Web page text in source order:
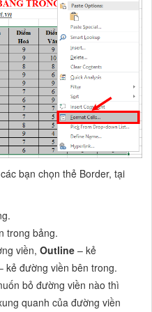
các bạn chọn thẻ Border, tại
trong bảng.
viền,Outline – kẻ
kẻ đường viền bên trong.
bỏ đường viền nào thì
quanh của đường viền